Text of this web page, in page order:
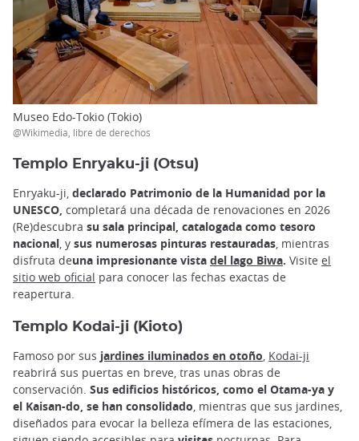
Museo Edo-Tokio (Tokio)
@Wikimedia, libre de derechos
Templo Enryaku-ji (Otsu)
Enryaku-ji, declarado Patrimonio de la Humanidad por la
UNESCO, completará una década de renovaciones en 2026
(Re)descubra su sala principal, catalogada como tesoro
nacional, y sus numerosas pinturas restauradas, mientras
disfruta deuna impresionante vista del lago Biwa. Visite el
sitio web oficial para conocer las fechas exactas de
reapertura.
Templo Kodai-ji (Kioto)
Famoso por sus jardines iluminados en otoño, Kodai-ji
reabrirá sus puertas en breve, tras unas obras de
conservación. Sus edificios históricos, como el Otama-ya y
el Kaisan-do, se han consolidado, mientras que sus jardines,
diseñados para evocar la belleza efímera de las estaciones,